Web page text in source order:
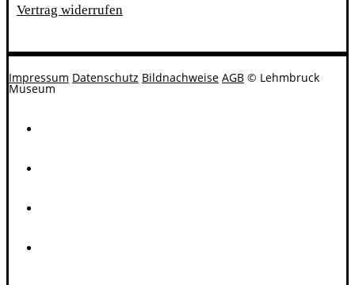
Vertrag widerrufen
Impressum Datenschutz Bildnachweise AGB © Lehmbruck
Museum